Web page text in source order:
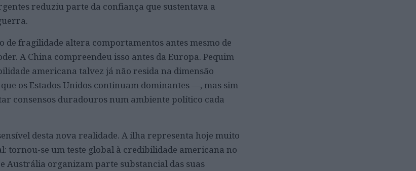
reduziu parte da confiança que sustentava a
fragilidade altera comportamentos antes mesmo de
A China compreendeu isso antes da Europa. Pequim
americana talvez já não resida na dimensão
os Estados Unidos continuam dominantes —, mas sim
consensos duradouros num ambiente político cada
desta nova realidade. A ilha representa hoje muito
tornou-se um teste global à credibilidade americana no
Austrália organizam parte substancial das suas